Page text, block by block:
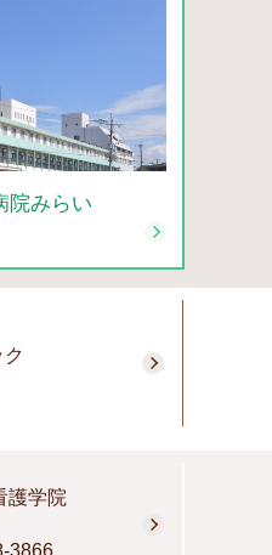
院みらい
護学院
3866